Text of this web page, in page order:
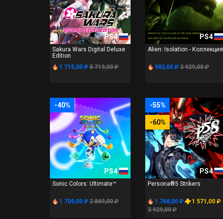
PS4
Sakura Wars Digital Deluxe
Edition
1 715,00 ₽ 5 719,00 ₽
PS4
Alien: Isolation - Коллекция
982,00 ₽ 3 929,00 ₽
-40%
PS4
Sonic Colors: Ultimate™
1 709,00 ₽ 2 849,00 ₽
-55%
-60%
PS4
Persona®5 Strikers
1 768,00 ₽
1 571,00 ₽
3 929,00 ₽